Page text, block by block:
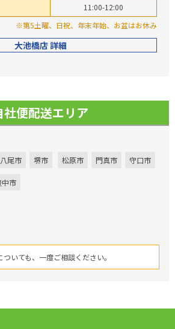
11:00-12:00
※第5土曜、日祝、年末年始、お盆はお休み
大池橋店 詳細
社便配送エリア
八尾市 堺市 松原市 門真市 守口市
中市
いても、一度ご相談ください。